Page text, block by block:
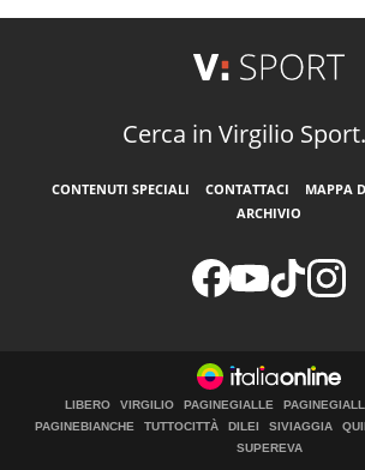
Cerca in Virgilio
CONTENUTI SPECIALI CONTATTACI MAPPA
ARCHIVIO
LIBERO VIRGILIO PAGINEGIALLE
PAGINEBIANCHE
TUTTOCITTÀ DILEI SIVIAGGIA
SUPEREVA